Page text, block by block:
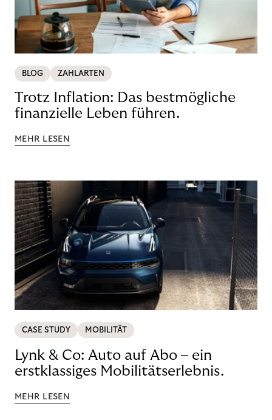
BLOG ZAHLARTEN
Trotz Inflation: Das bestmögliche
finanzielle Leben führen.
MEHR LESEN
CASE STUDY MOBILITÄT
Lynk & Co: Auto auf Abo – ein
erstklassiges Mobilitätserlebnis.
MEHR LESEN